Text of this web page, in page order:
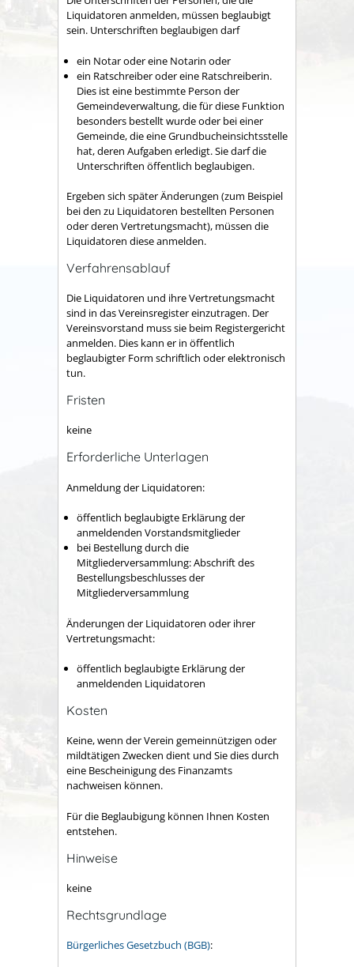
Liquidatoren anmelden, müssen beglaubigt
sein. Unterschriften beglaubigen darf
ein Notar oder eine Notarin oder
ein Ratschreiber oder eine Ratschreiberin.
Dies ist eine bestimmte Person der
Gemeindeverwaltung, die für diese Funktion
besonders bestellt wurde oder bei einer
Gemeinde, die eine Grundbucheinsichtsstelle
hat, deren Aufgaben erledigt. Sie darf die
Unterschriften öffentlich beglaubigen.
Ergeben sich später Änderungen (zum Beispiel
bei den zu Liquidatoren bestellten Personen
oder deren Vertretungsmacht), müssen die
Liquidatoren diese anmelden.
Verfahrensablauf
Die Liquidatoren und ihre Vertretungsmacht
sind in das Vereinsregister einzutragen. Der
Vereinsvorstand muss sie beim Registergericht
anmelden. Dies kann er in öffentlich
beglaubigter Form schriftlich oder elektronisch
tun.
Fristen
keine
Erforderliche Unterlagen
Anmeldung der Liquidatoren:
öffentlich beglaubigte Erklärung der
anmeldenden Vorstandsmitglieder
bei Bestellung durch die
Mitgliederversammlung: Abschrift des
Bestellungsbeschlusses der
Mitgliederversammlung
Änderungen der Liquidatoren oder ihrer
Vertretungsmacht:
öffentlich beglaubigte Erklärung der
anmeldenden Liquidatoren
Kosten
Keine, wenn der Verein gemeinnützigen oder
mildtätigen Zwecken dient und Sie dies durch
eine Bescheinigung des Finanzamts
nachweisen können.
Für die Beglaubigung können Ihnen Kosten
entstehen.
Hinweise
keine
Rechtsgrundlage
Bürgerliches Gesetzbuch (BGB):